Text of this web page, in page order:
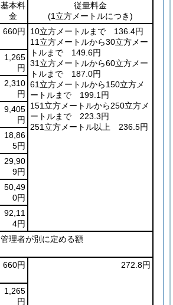
基本料
金
従量料金
(1立方メートルにつき)
660円
10立方メートルまで 136.4円
11立方メートルから30立方メー
トルまで 149.6円
31立方メートルから60立方メー
トルまで 187.0円
61立方メートルから150立方メ
ートルまで 199.1円
151立方メートルから250立方メ
ートルまで 223.3円
251立方メートル以上 236.5円
1,265
円
2,310
円
9,405
円
18,86
5円
29,90
9円
50,49
0円
92,11
4円
管理者が別に定める額
660円 272.8円
1,265
円